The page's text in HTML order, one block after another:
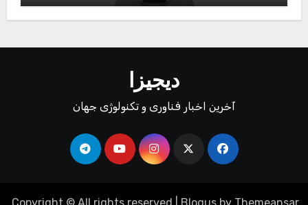
دیجیزا
آخرین اخبار فناوری و تکنولوژی جهان